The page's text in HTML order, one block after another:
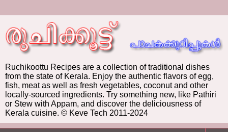
Ruchikoottu Recipes are a collection of traditional dishes
from the state of Kerala. Enjoy the authentic flavors of egg,
fish, meat as well as fresh vegetables, coconut and other
locally-sourced ingredients. Try something new, like Pathiri
or Stew with Appam, and discover the deliciousness of
Kerala cuisine. © Keve Tech 2011-2024